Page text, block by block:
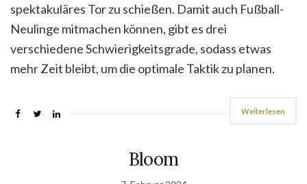
spektakuläres Tor zu schießen. Damit auch Fußball-
Neulinge mitmachen können, gibt es drei
verschiedene Schwierigkeitsgrade, sodass etwas
mehr Zeit bleibt, um die optimale Taktik zu planen.
Weiterlesen
Bloom